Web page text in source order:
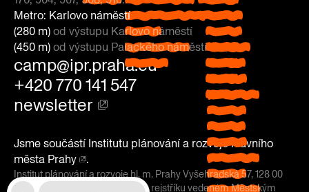
(mapa)
(140 m)
2, 3, 10,
14, 16, 18,
24, 92,
93, 95,
96, 98.
Karlovo náměstí
(260 m)
176, 904, 907,
908, 910.
Metro: Karlovo náměstí
(280 m)od výstupu Karlovo náměstí
(450 m)od výstupu Palackého náměstíMetro:
Karlovo
náměstí
(280 m)od
výstupu
Karlovo
náměstí
(450 m)od
výstupu
camp@ipr.praha.eu
+420 770 141 547
newsletter
Jsme součástí Institutu plánování a rozvoje hlavního
města Prahy
.
Institut plánování a rozvoje hl. m. Prahy Vyšehradská 57, 128 00
Praha 2; zapsaný: v obchodním rejstříku vedeném Městským